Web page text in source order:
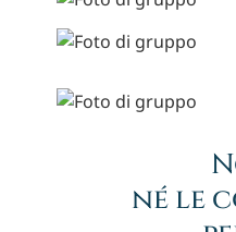
né le